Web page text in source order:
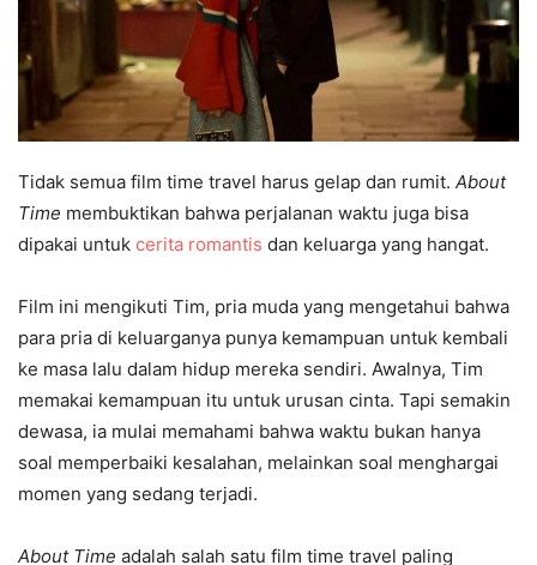
Tidak semua film time travel harus gelap dan rumit. About
Time membuktikan bahwa perjalanan waktu juga bisa
dipakai untuk cerita romantis dan keluarga yang hangat.
Film ini mengikuti Tim, pria muda yang mengetahui bahwa
para pria di keluarganya punya kemampuan untuk kembali
ke masa lalu dalam hidup mereka sendiri. Awalnya, Tim
memakai kemampuan itu untuk urusan cinta. Tapi semakin
dewasa, ia mulai memahami bahwa waktu bukan hanya
soal memperbaiki kesalahan, melainkan soal menghargai
momen yang sedang terjadi.
About Time adalah salah satu film time travel paling